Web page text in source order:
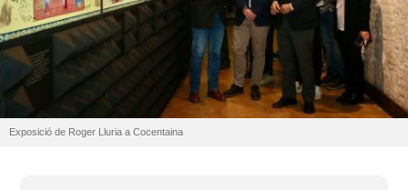
Exposició de Roger Lluria a Cocentaina